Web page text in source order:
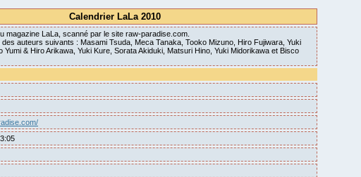
Calendrier LaLa 2010
magazine LaLa, scanné par le site raw-paradise.com.
des auteurs suivants : Masami Tsuda, Meca Tanaka, Tooko Mizuno, Hiro Fujiwara, Yuki
Yumi & Hiro Arikawa, Yuki Kure, Sorata Akiduki, Matsuri Hino, Yuki Midorikawa et Bisco